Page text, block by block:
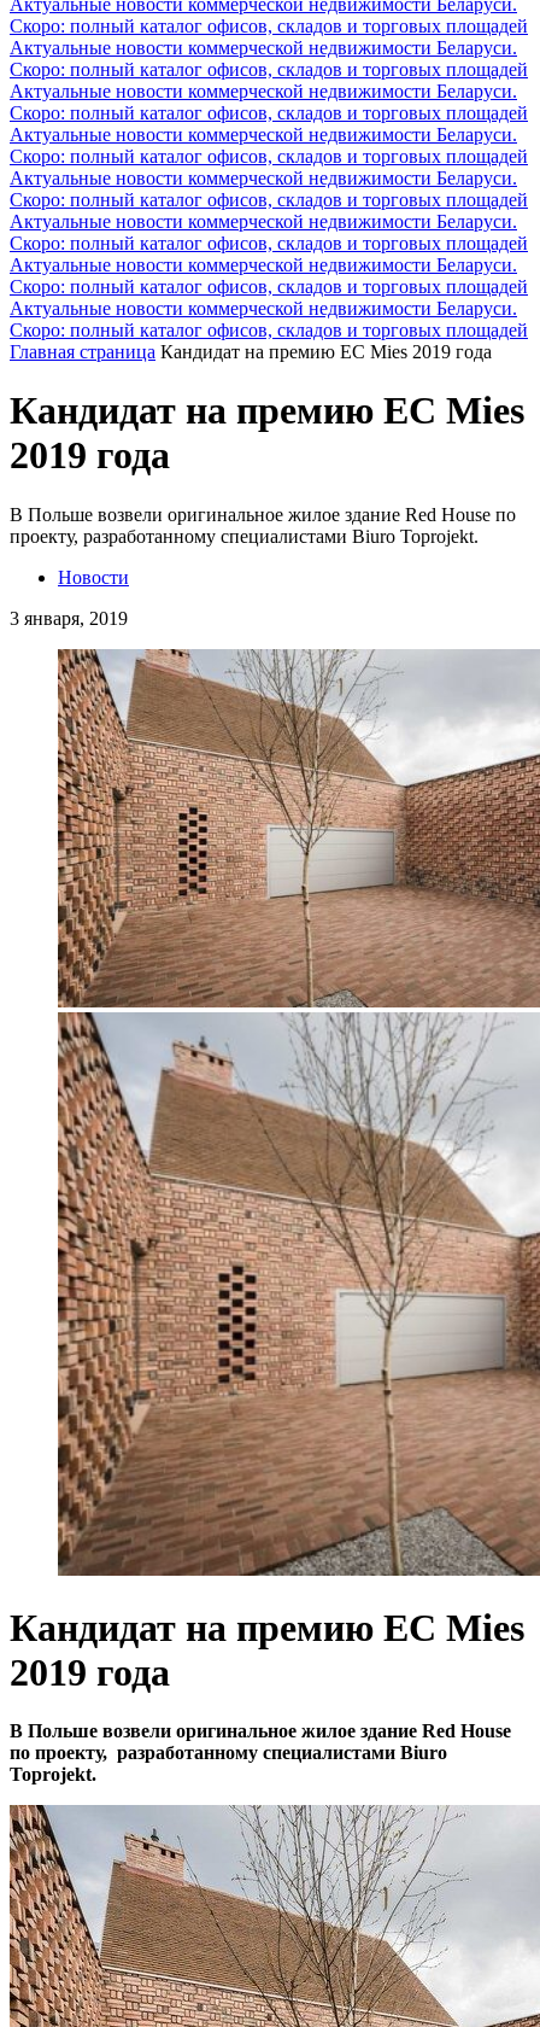
Скоро: полный каталог офисов, складов и торговых площадей
Актуальные новости коммерческой недвижимости Беларуси.
Скоро: полный каталог офисов, складов и торговых площадей
Актуальные новости коммерческой недвижимости Беларуси.
Скоро: полный каталог офисов, складов и торговых площадей
Актуальные новости коммерческой недвижимости Беларуси.
Скоро: полный каталог офисов, складов и торговых площадей
Актуальные новости коммерческой недвижимости Беларуси.
Скоро: полный каталог офисов, складов и торговых площадей
Актуальные новости коммерческой недвижимости Беларуси.
Скоро: полный каталог офисов, складов и торговых площадей
Актуальные новости коммерческой недвижимости Беларуси.
Скоро: полный каталог офисов, складов и торговых площадей
Актуальные новости коммерческой недвижимости Беларуси.
Скоро: полный каталог офисов, складов и торговых площадей
Главная страница Кандидат на премию ЕС Mies 2019 года
Кандидат на премию ЕС Mies
2019 года
В Польше возвели оригинальное жилое здание Red House по
проекту, разработанному специалистами Biuro Toprojekt.
Новости
3 января, 2019
Кандидат на премию ЕС Mies
2019 года
В Польше возвели оригинальное жилое здание Red House
по проекту, разработанному специалистами Biuro
Toprojekt.